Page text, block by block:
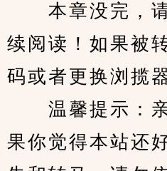
本章没完，
续阅读！如果被
码或者更换浏揽
温馨提示：亲
果你觉得本站还